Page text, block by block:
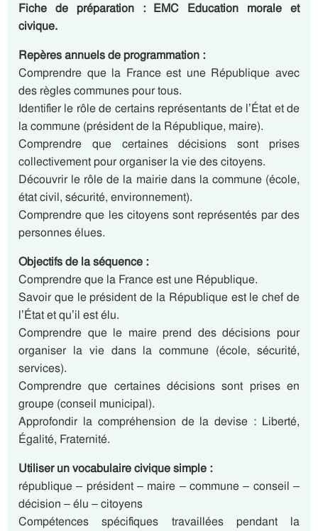
Fiche de préparation : EMC Education morale et
civique.
Repères annuels de programmation :
Comprendre que la France est une République avec
des règles communes pour tous.
Identifier le rôle de certains représentants de l’État et de
la commune (président de la République, maire).
Comprendre que certaines décisions sont prises
collectivement pour organiser la vie des citoyens.
Découvrir le rôle de la mairie dans la commune (école,
état civil, sécurité, environnement).
Comprendre que les citoyens sont représentés par des
personnes élues.
Objectifs de la séquence :
Comprendre que la France est une République.
Savoir que le président de la République est le chef de
l’État et qu’il est élu.
Comprendre que le maire prend des décisions pour
organiser la vie dans la commune (école, sécurité,
services).
Comprendre que certaines décisions sont prises en
groupe (conseil municipal).
Approfondir la compréhension de la devise : Liberté,
Égalité, Fraternité.
Utiliser un vocabulaire civique simple :
république – président – maire – commune – conseil –
décision – élu – citoyens
Compétences spécifiques travaillées pendant la